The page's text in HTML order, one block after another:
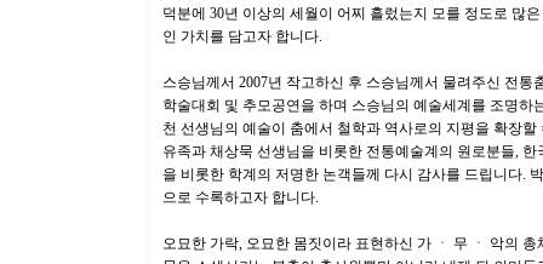
덕분에 30년 이상의 세월이 어찌 흘렀는지 모를 정도로 많
인 가치를 담고자 합니다.
스승님께서 2007년 작고하신 후 스승님께서 물려주신 전
학술대회 및 추모공연을 하며 스승님의 예술세계를 조명
천 선생님의 예술이 춤에서 철학과 역사로의 지평을 확장
유족과 채상묵 선생님을 비롯한 전통예술계의 원로분들,
을 비롯한 학계의 저명한 논객들께 다시 감사를 드립니다.
으로 수록하고자 합니다.
오묘한 가락, 오묘한 몸짓이라 표현하신 가 ㆍ 무 ㆍ 악의